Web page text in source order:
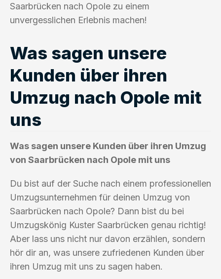
Saarbrücken nach Opole zu einem
unvergesslichen Erlebnis machen!
Was sagen unsere
Kunden über ihren
Umzug nach Opole mit
uns
Was sagen unsere Kunden über ihren Umzug
von Saarbrücken nach Opole mit uns
Du bist auf der Suche nach einem professionellen
Umzugsunternehmen für deinen Umzug von
Saarbrücken nach Opole? Dann bist du bei
Umzugskönig Kuster Saarbrücken genau richtig!
Aber lass uns nicht nur davon erzählen, sondern
hör dir an, was unsere zufriedenen Kunden über
ihren Umzug mit uns zu sagen haben.